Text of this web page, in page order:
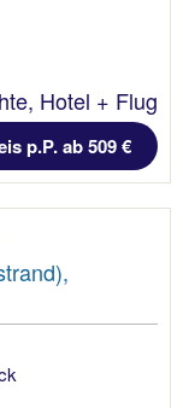
Hotel + Flug
p.P. ab 509 €